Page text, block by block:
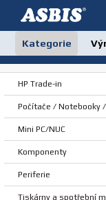
Kategorie
HP Trade-in
Počítače / Notebooky
Mini PC/NUC
Komponenty
Periferie
Tiskárny a spotřební